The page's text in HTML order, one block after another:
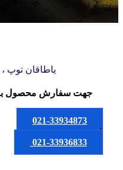
یاطاقان توپ
جهت سفارش محصول
021-33934873
یا
021-33936833